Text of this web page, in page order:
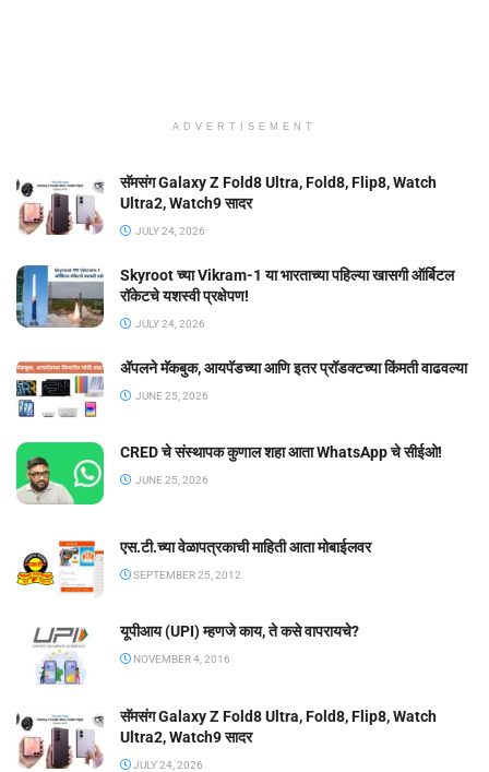
ADVERTISEMENT
सॅमसंग Galaxy Z Fold8 Ultra, Fold8, Flip8, Watch
Ultra2, Watch9 सादर
JULY 24, 2026
Skyroot च्या Vikram-1 या भारताच्या पहिल्या खासगी ऑर्बिटल
रॉकेटचे यशस्वी प्रक्षेपण!
JULY 24, 2026
ॲपलने मॅकबुक, आयपॅडच्या आणि इतर प्रॉडक्टच्या किंमती वाढवल्या
JUNE 25, 2026
CRED चे संस्थापक कुणाल शहा आता WhatsApp चे सीईओ!
JUNE 25, 2026
एस.टी.च्या वेळापत्रकाची माहिती आता मोबाईलवर
SEPTEMBER 25, 2012
यूपीआय (UPI) म्हणजे काय, ते कसे वापरायचे?
NOVEMBER 4, 2016
सॅमसंग Galaxy Z Fold8 Ultra, Fold8, Flip8, Watch
Ultra2, Watch9 सादर
JULY 24, 2026